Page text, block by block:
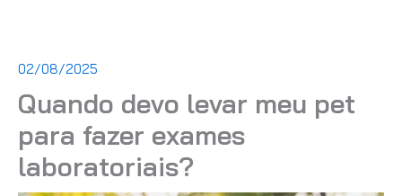
02/08/2025
Quando devo levar meu pet
para fazer exames
laboratoriais?